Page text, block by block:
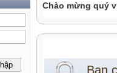
Chào mừng quý
Bạn